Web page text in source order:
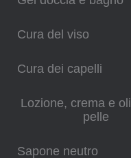
Cura del viso
Cura dei capelli
Lozione, crema e
pelle
Sapone neutro